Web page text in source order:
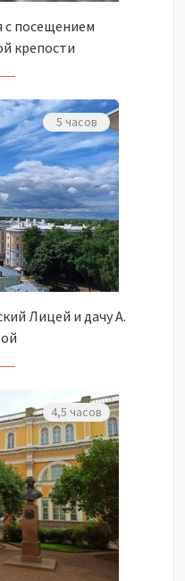
с посещением
крепости
5 часов
Лицей и дачу А.
4,5 часов